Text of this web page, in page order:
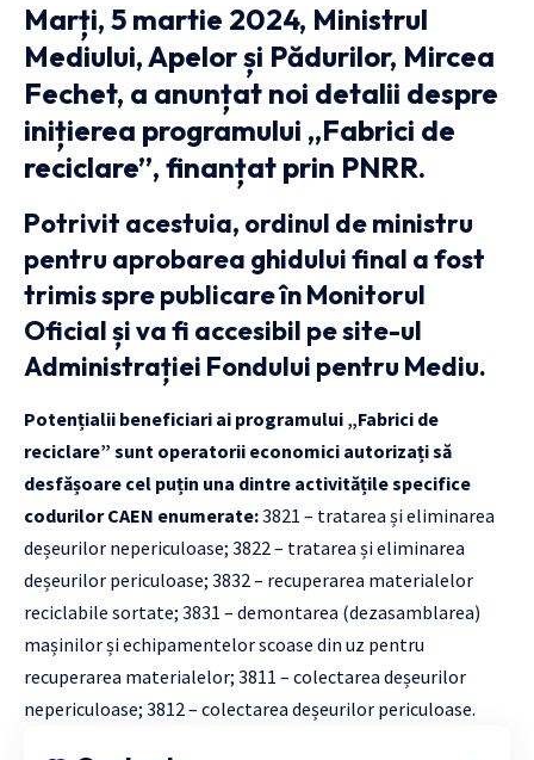
Marți, 5 martie 2024, Ministrul
Mediului, Apelor și Pădurilor, Mircea
Fechet, a anunțat noi detalii despre
inițierea programului „Fabrici de
reciclare”, finanțat prin PNRR.
Potrivit acestuia, ordinul de ministru
pentru aprobarea ghidului final a fost
trimis spre publicare în Monitorul
Oficial și va fi accesibil pe site-ul
Administrației Fondului pentru Mediu.
Potențialii beneficiari ai programului „Fabrici de
reciclare” sunt operatorii economici autorizați să
desfășoare cel puțin una dintre activitățile specifice
codurilor CAEN enumerate:3821 – tratarea și eliminarea
deșeurilor nepericuloase; 3822 – tratarea și eliminarea
deșeurilor periculoase; 3832 – recuperarea materialelor
reciclabile sortate; 3831 – demontarea (dezasamblarea)
mașinilor și echipamentelor scoase din uz pentru
recuperarea materialelor; 3811 – colectarea deșeurilor
nepericuloase; 3812 – colectarea deșeurilor periculoase.